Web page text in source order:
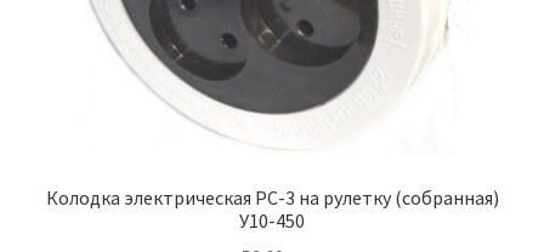
Колодка электрическая РС-3 на рулетку (собранная)
У10-450